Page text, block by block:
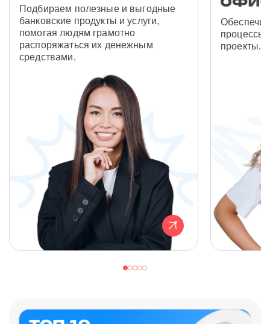
Подбираем полезные и выгодные
банковские продукты и услуги,
помогая людям грамотно
распоряжаться их денежным
средствами.
процессы
проекты.